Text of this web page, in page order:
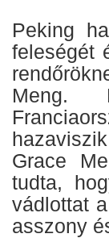
Peking
feleségét
Meng.
Grace
tudta,
vádlottat
asszony